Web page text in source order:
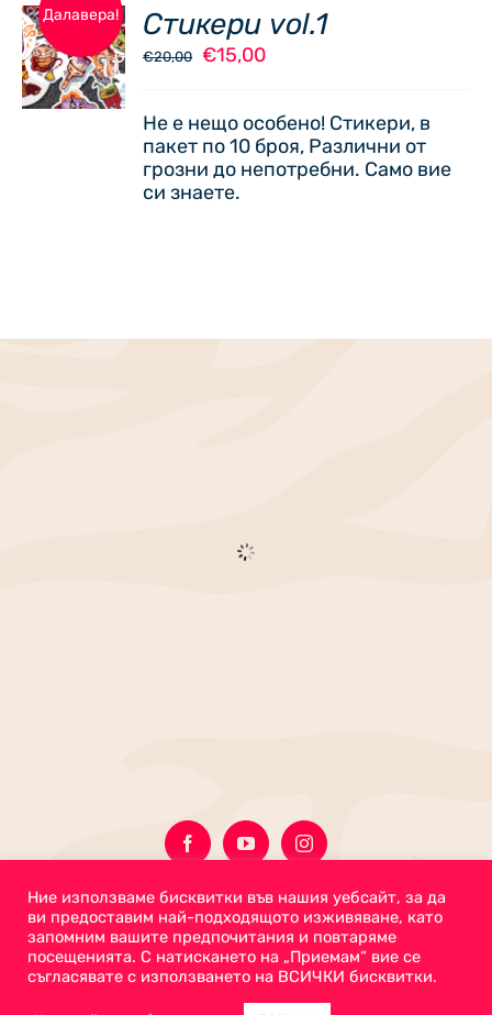
Далавера!
ДОБАВЯНЕ
КОЛИЧКАТА
/
ДЕТАЙЛИ
Стикери vol.1
€20,00 Original
€20,00.
€15,00Текущата
€15,00.
Не е нещо особено! Стикери, в
пакет по 10 броя, Различни от
грозни до непотребни. Само вие
си знаете.
Акаунта Ми Дюкян
Ние използваме бисквитки във нашия уебсайт, за да
ви предоставим най-подходящото изживяване, като
запомним вашите предпочитания и повтаряме
посещенията. С натискането на „Приемам“ вие се
съгласявате с използването на ВСИЧКИ бисквитки.